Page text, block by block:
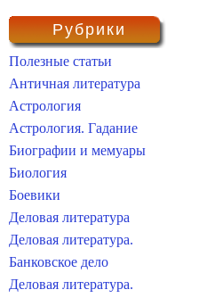
Рубрики
Полезные статьи
Античная литература
Астрология
Астрология. Гадание
Биографии и мемуары
Биология
Боевики
Деловая литература
Деловая литература.
Банковское дело
Деловая литература.